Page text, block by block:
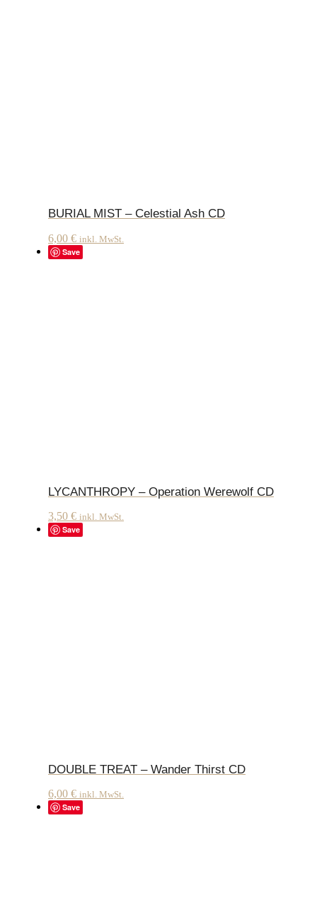
BURIAL MIST – Celestial Ash CD
6,00 € inkl. MwSt.
Save
LYCANTHROPY – Operation Werewolf CD
3,50 € inkl. MwSt.
Save
DOUBLE TREAT – Wander Thirst CD
6,00 € inkl. MwSt.
Save